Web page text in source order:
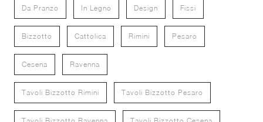
Da Pranzo In Legno Design Fissi
Bizzotto Cattolica Rimini Pesaro
Cesena Ravenna
Tavoli Bizzotto Rimini Tavoli Bizzotto Pesaro
Tavoli Bizzotto Ravenna Tavoli Bizzotto Cesena